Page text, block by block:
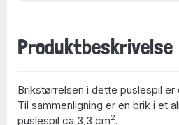
Produktbeskrivelse
Brikstørrelsen i dette puslespil er
Til sammenligning er en brik i et
puslespil ca 3,3 cm2.